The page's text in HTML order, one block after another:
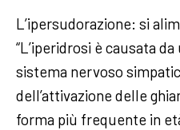
L’ipersudorazione: si
“L’iperidrosi è causata
sistema nervoso
dell’attivazione delle
forma più frequente in